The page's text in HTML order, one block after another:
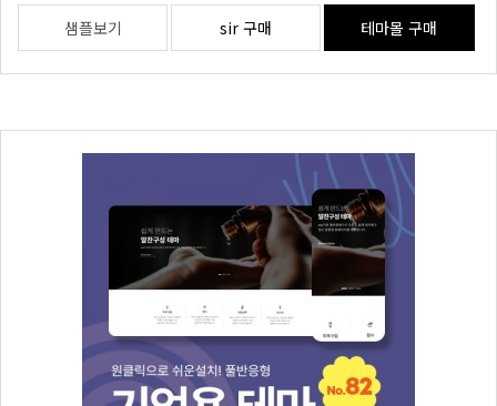
샘플보기 sir 구매 테마몰 구매